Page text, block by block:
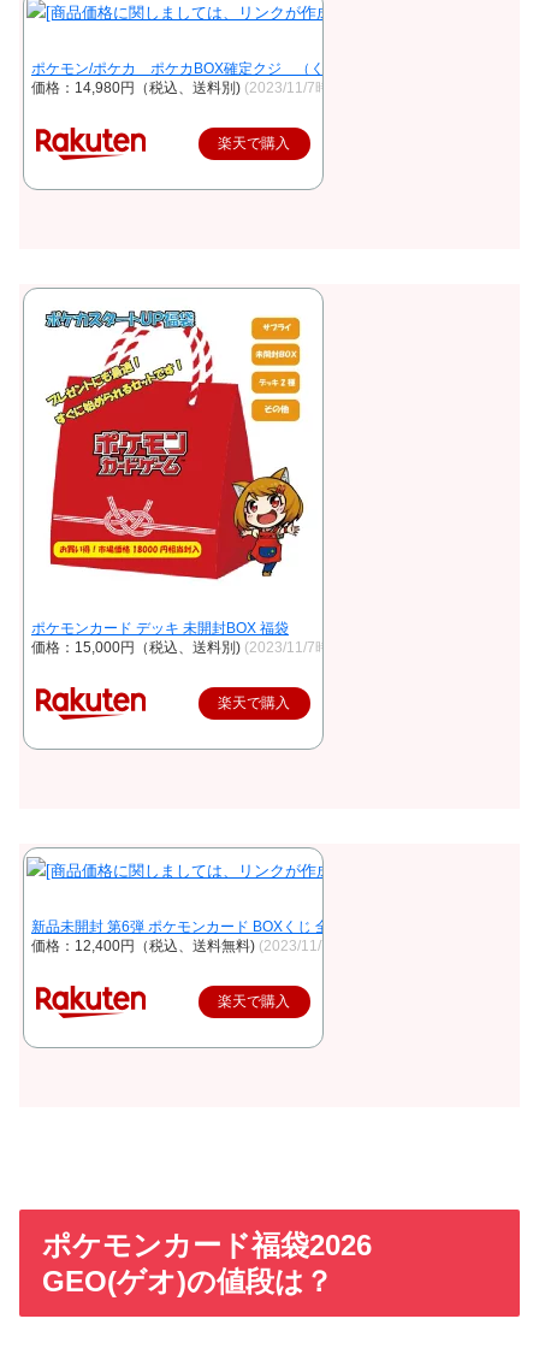
ポケモン/ポケカ ポケカBOX確定クジ （くじ）（当店、福袋とオリパ、遊
価格：14,980円（税込、送料別) (2023/11/7時点)
楽天で購入
ポケモンカード デッキ 未開封BOX 福袋
価格：15,000円（税込、送料別) (2023/11/7時点)
楽天で購入
新品未開封 第6弾 ポケモンカード BOXくじ 全200口 未開封シュリンク付き
価格：12,400円（税込、送料無料) (2023/11/7時点)
楽天で購入
ポケモンカード福袋2026
GEO(ゲオ)の値段は？